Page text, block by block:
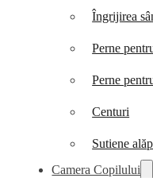
Îngrijirea
Perne
Perne
Centuri
Sutiene
Camera Copilului